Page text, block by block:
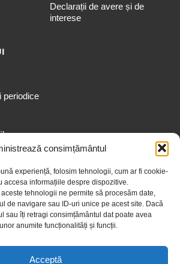
consimțământul
experiență, folosim tehnologii, cum ar fi cookie-
accesa informațiile despre dispozitive.
tehnologii ne permite să procesăm date,
de navigare sau ID-uri unice pe acest site. Dacă
sau îți retragi consimțământul dat poate avea
anumite funcționalități și funcții.
Acceptă
Declarații de avere și de
interese
periodice